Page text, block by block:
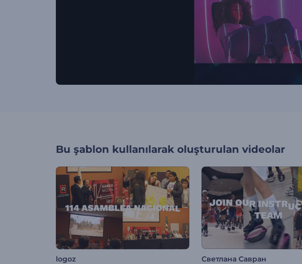
Bu şablon kullanılarak oluşturulan videolar
logoz Светлана Савран